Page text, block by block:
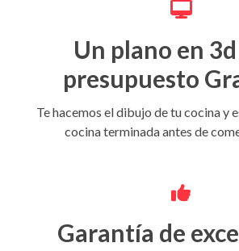
Un plano en
presupuesto
Te hacemos el dibujo de tu cocina y
cocina terminada antes de
Garantía de